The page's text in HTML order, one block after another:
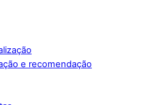
e recomendação